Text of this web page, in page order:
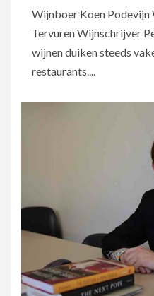
Wijnboer Koen Podevijn
Tervuren Wijnschrijver
wijnen duiken steeds
restaurants....